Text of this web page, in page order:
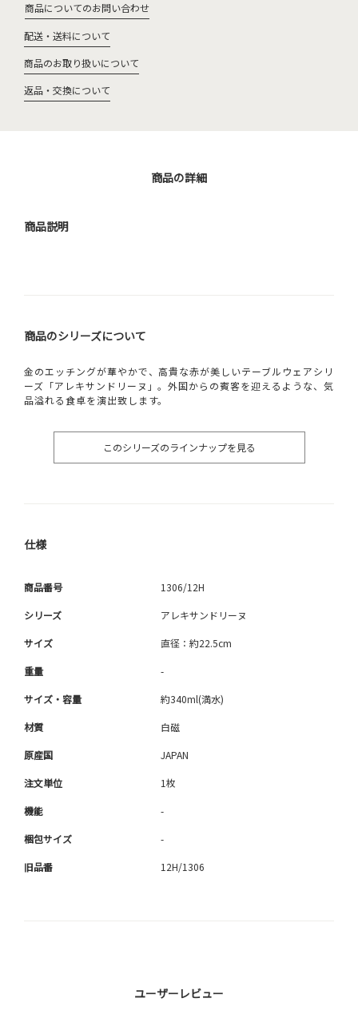
商品についてのお問い合わせ
配送・送料について
商品のお取り扱いについて
返品・交換について
商品の詳細
商品説明
商品のシリーズについて
金のエッチングが華やかで、高貴な赤が美しいテーブルウェアシリ
ーズ「アレキサンドリーヌ」。外国からの賓客を迎えるような、気
品溢れる食卓を演出致します。
このシリーズのラインナップを見る
仕様
商品番号 1306/12H
シリーズ アレキサンドリーヌ
サイズ 直径：約22.5cm
重量 -
サイズ・容量 約340ml(満水)
材質 白磁
原産国 JAPAN
注文単位 1枚
機能 -
梱包サイズ -
旧品番 12H/1306
ユーザーレビュー